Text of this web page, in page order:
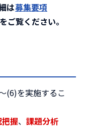
は募集要項
ご覧ください。
(6)を実施するこ
握、 課題分析